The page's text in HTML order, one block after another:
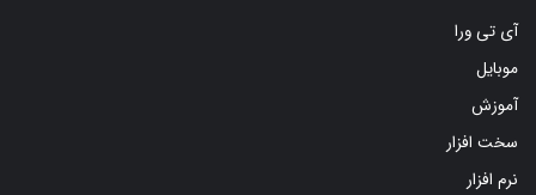
آی تی ورا
موبایل
آموزش
سخت افزار
نرم افزار